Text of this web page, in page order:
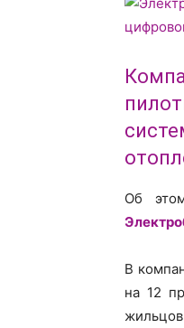
Об
В
на 12